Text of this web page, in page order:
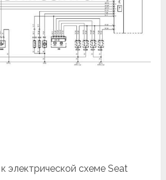
электрической схеме Seat